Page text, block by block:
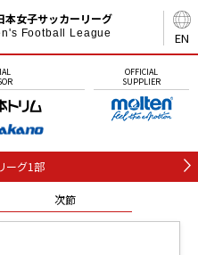
EN
本女子サッカーリーグ
Football League
OFFICIAL
SUPPLIER
ーグ1部
次節